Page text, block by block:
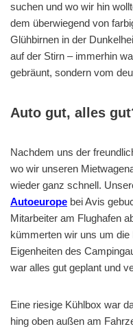
suchen und wo wir hin
dem überwiegend von
Glühbirnen in der
auf der Stirn – immerhin
gebräunt, sondern vom
Auto gut, alles
Nachdem uns der
wo wir unseren
wieder ganz schnell.
Autoeurope bei Avis
Mitarbeiter am Flughafen
kümmerten wir uns um
Eigenheiten des
war alles gut geplant und
Eine riesige Kühlbox war
hing oben außen am